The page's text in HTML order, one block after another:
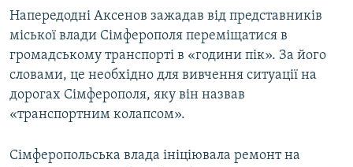
Напередодні Аксенов зажадав від представників
міської влади Сімферополя переміщатися в
громадському транспорті в «години пік». За його
словами, це необхідно для вивчення ситуації на
дорогах Сімферополя, яку він назвав
«транспортним колапсом».
Сімферопольська влада ініціювала ремонт на